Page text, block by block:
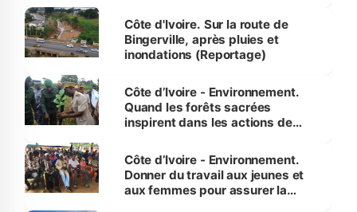
(Alassane Ouattara
Côte d'Ivoire. Sur la route de
Bingerville, après pluies et
inondations (Reportage)
Côte d’Ivoire - Environnement.
Quand les forêts sacrées
inspirent dans les actions de
Côte d’Ivoire - Environnement.
Donner du travail aux jeunes et
aux femmes pour assurer la